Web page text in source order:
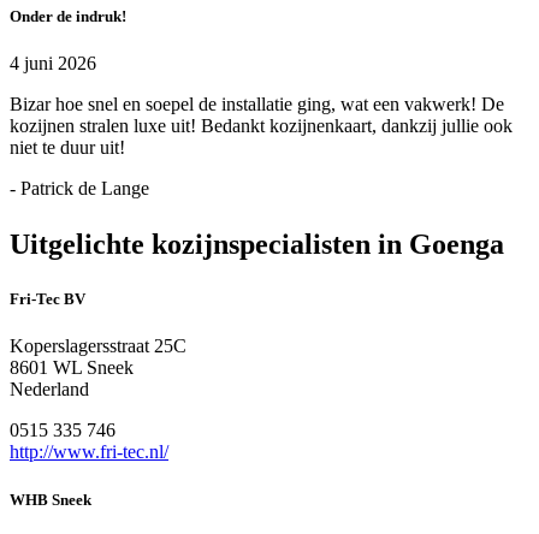
Onder de indruk!
4 juni 2026
Bizar hoe snel en soepel de installatie ging, wat een vakwerk! De
kozijnen stralen luxe uit! Bedankt kozijnenkaart, dankzij jullie ook
niet te duur uit!
- Patrick de Lange
Uitgelichte kozijnspecialisten in Goenga
Fri-Tec BV
Koperslagersstraat 25C
8601 WL Sneek
Nederland
0515 335 746
http://www.fri-tec.nl/
WHB Sneek